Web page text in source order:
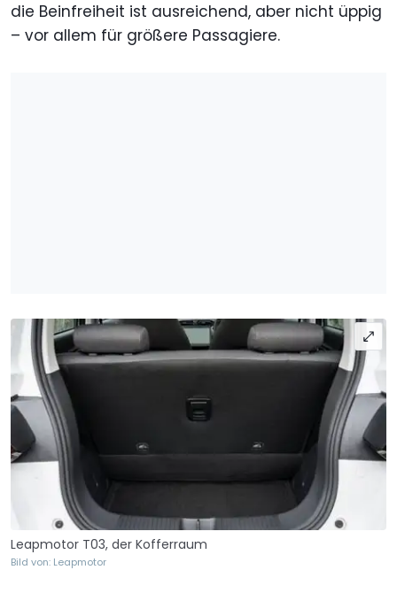
die Beinfreiheit ist ausreichend, aber nicht üppig
– vor allem für größere Passagiere.
Leapmotor T03, der Kofferraum
Bild von: Leapmotor